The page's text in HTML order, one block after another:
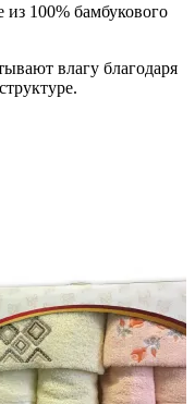
100% бамбукового
влагу благодаря